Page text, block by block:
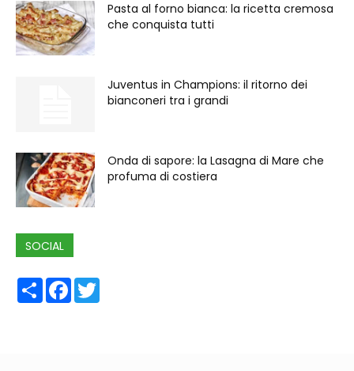
Pasta al forno bianca: la ricetta cremosa
che conquista tutti
Juventus in Champions: il ritorno dei
bianconeri tra i grandi
Onda di sapore: la Lasagna di Mare che
profuma di costiera
SOCIAL
ShareFacebook